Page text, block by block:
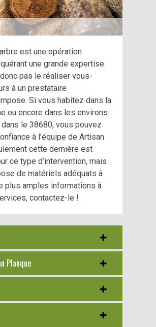
est une opération
une grande expertise.
pas le réaliser vous-
à un prestataire
Si vous habitez dans la
ou encore dans les environs
le 38680, vous pouvez
à l’équipe de Artisan
cette dernière est
ce type d’intervention, mais
de matériels adéquats à
plus amples informations à
contactez-le !
Planque